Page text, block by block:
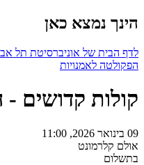
הינך נמצא כאן
לדף הבית של אוניברסיטת תל
הפקולטה לאמנויות
קולות קדושים
09 בינואר 2026, 11:00
אולם קלרמונט
בתשלום